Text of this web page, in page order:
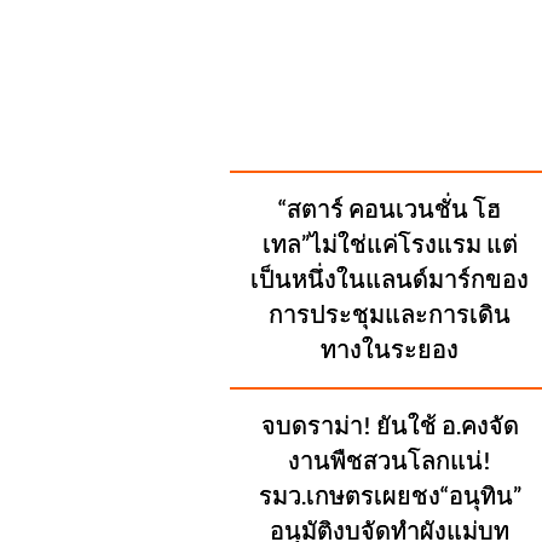
“สตาร์ คอนเวนชั่น โฮ
เทล”ไม่ใช่แค่โรงแรม แต่
เป็นหนึ่งในแลนด์มาร์กของ
การประชุมและการเดิน
ทางในระยอง
จบดราม่า! ยันใช้ อ.คงจัด
งานพืชสวนโลกแน่!
รมว.เกษตรเผยชง“อนุทิน”
อนุมัติงบจัดทำผังแม่บท